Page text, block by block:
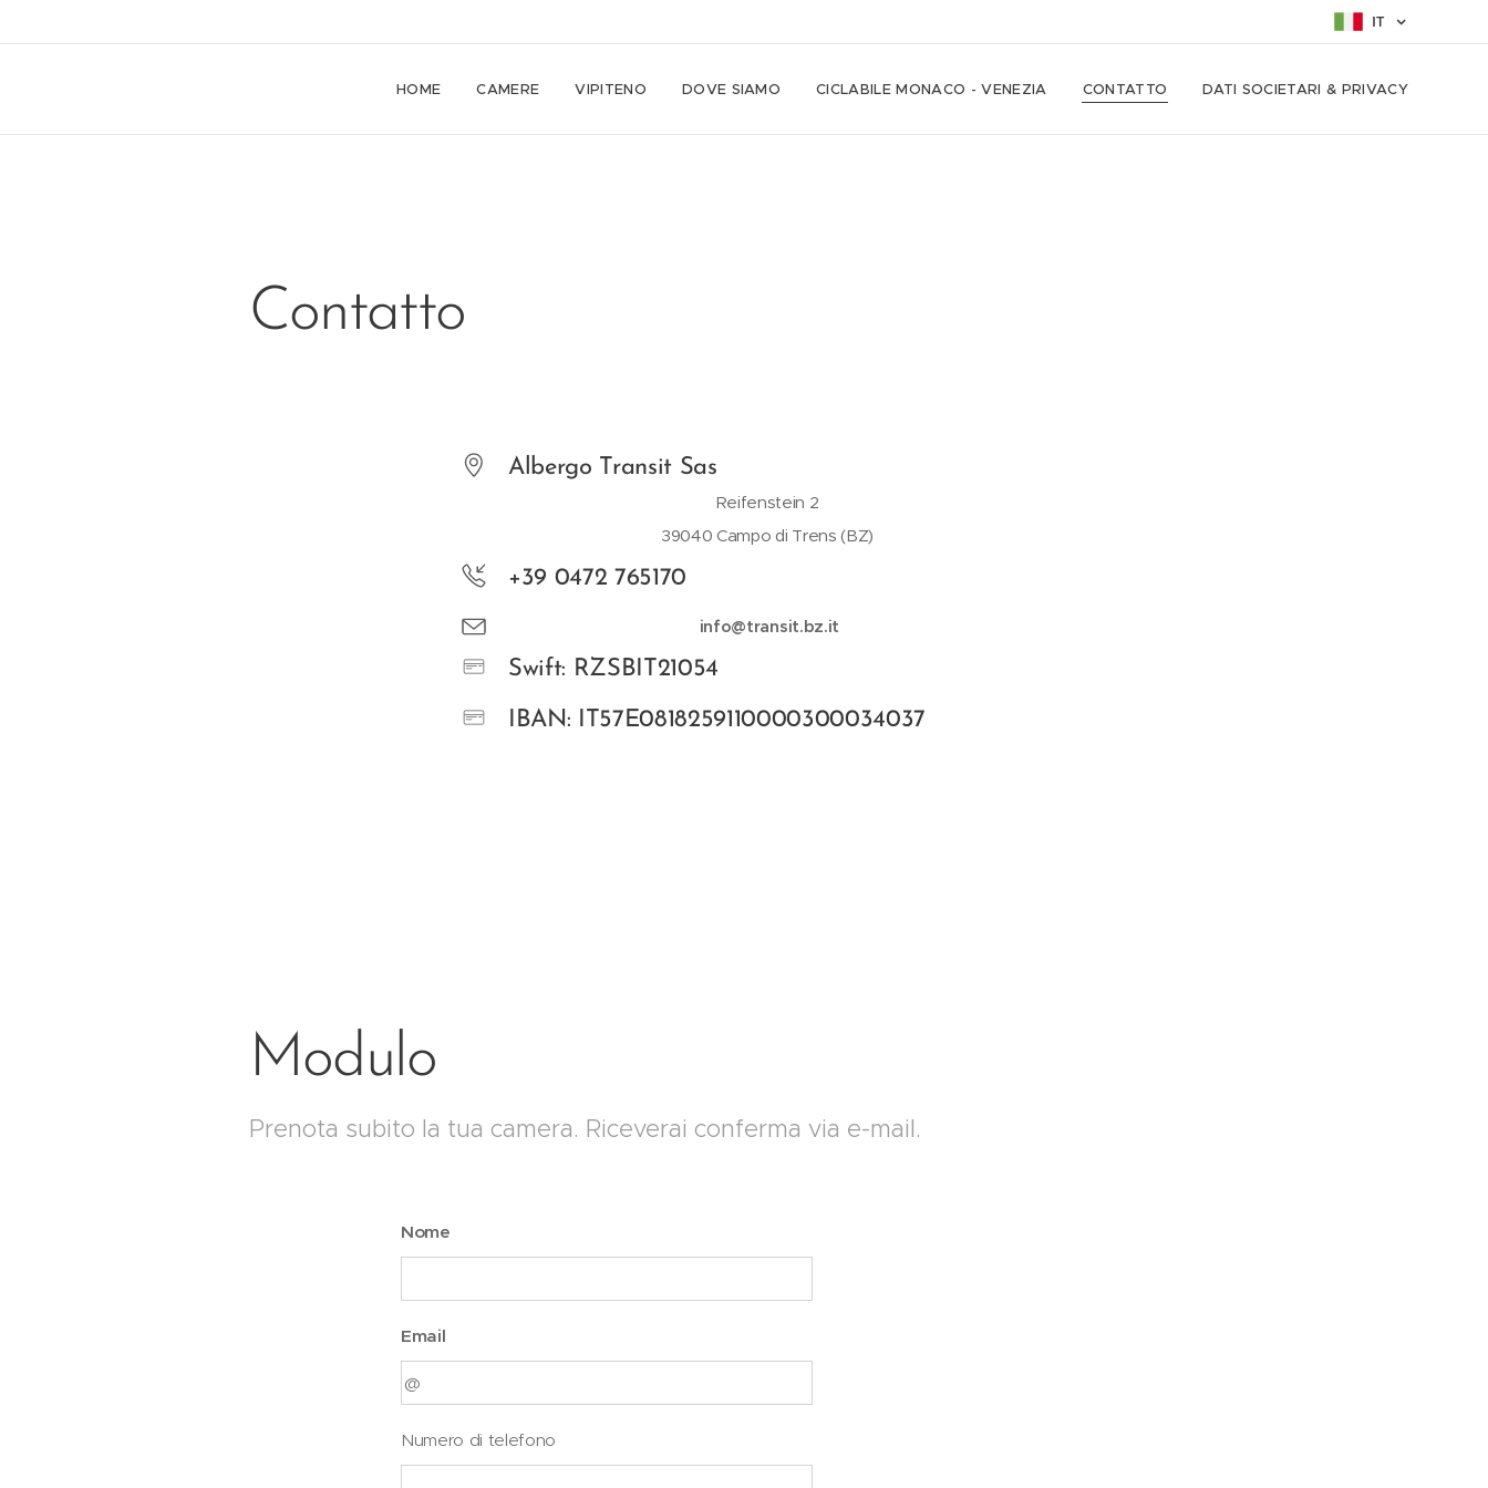
IT
HOME CAMERE VIPITENO DOVE SIAMO CICLABILE MONACO - VENEZIA CONTATTO DATI SOCIETARI & PRIVACY
Contatto
Albergo Transit Sas
Reifenstein 2
39040 Campo di Trens (BZ)
+39 0472 765170
info@transit.bz.it
Swift: RZSBIT21054
IBAN: IT57E0818259110000300034037
Modulo
Prenota subito la tua camera. Riceverai conferma via e-mail.
Nome
Email
Numero di telefono